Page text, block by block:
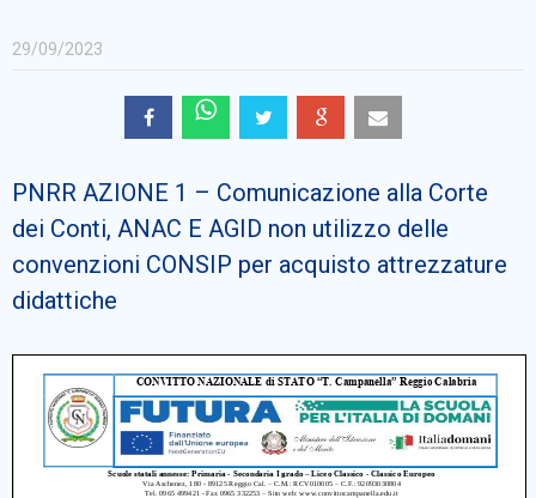
BACHECA SINDACALE
29/09/2023
PNRR AZIONE 1 – Comunicazione alla Corte
dei Conti, ANAC E AGID non utilizzo delle
convenzioni CONSIP per acquisto attrezzature
didattiche